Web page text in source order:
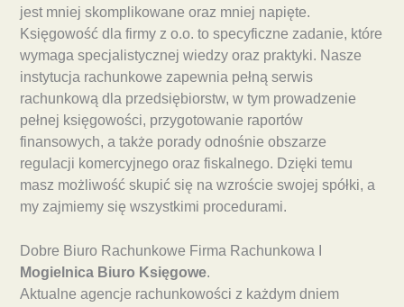
jest mniej skomplikowane oraz mniej napięte.
Księgowość dla firmy z o.o. to specyficzne zadanie, które
wymaga specjalistycznej wiedzy oraz praktyki. Nasze
instytucja rachunkowe zapewnia pełną serwis
rachunkową dla przedsiębiorstw, w tym prowadzenie
pełnej księgowości, przygotowanie raportów
finansowych, a także porady odnośnie obszarze
regulacji komercyjnego oraz fiskalnego. Dzięki temu
masz możliwość skupić się na wzroście swojej spółki, a
my zajmiemy się wszystkimi procedurami.
Dobre Biuro Rachunkowe Firma Rachunkowa I
Mogielnica Biuro Księgowe.
Aktualne agencje rachunkowości z każdym dniem